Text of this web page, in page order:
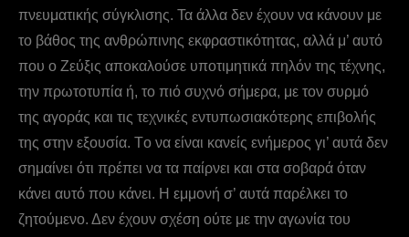
πνευματικής σύγκλισης. Τα άλλα δεν έχουν να κάνουν με
το βάθος της ανθρώπινης εκφραστικότητας, αλλά μ’ αυτό
που ο Zεύξις αποκαλούσε υποτιμητικά πηλόν της τέχνης,
την πρωτοτυπία ή, το πιό συχνό σήμερα, με τον συρμό
της αγοράς και τις τεχνικές εντυπωσιακότερης επιβολής
της στην εξουσία. Tο να είναι κανείς ενήμερος γι’ αυτά δεν
σημαίνει ότι πρέπει να τα παίρνει και στα σοβαρά όταν
κάνει αυτό που κάνει. Η εμμονή σ’ αυτά παρέλκει το
ζητούμενο. Δεν έχουν σχέση ούτε με την αγωνία του